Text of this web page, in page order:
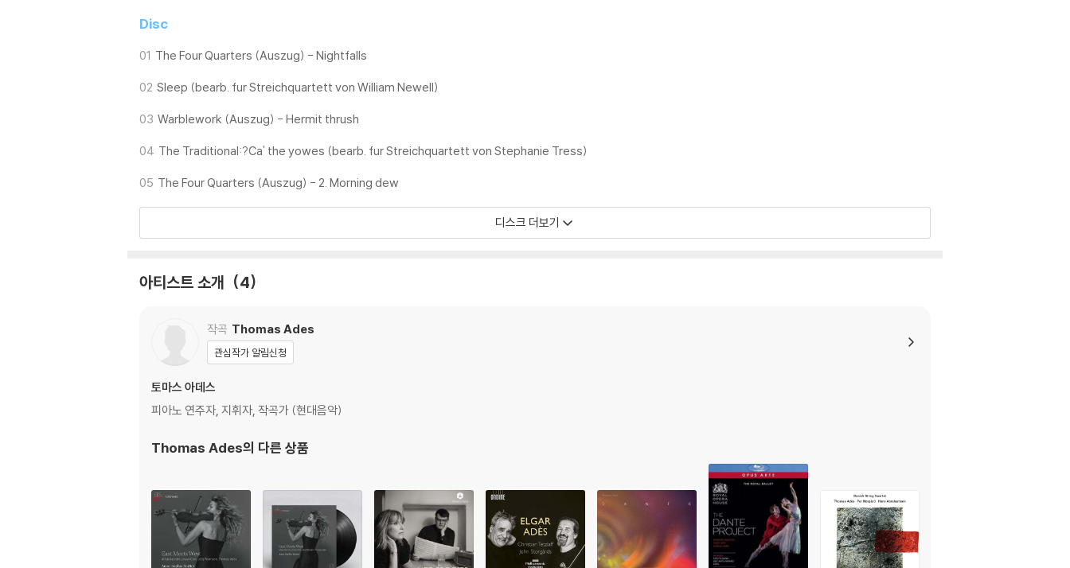
Disc
01 The Four Quarters (Auszug) - Nightfalls
02 Sleep (bearb. fur Streichquartett von William Newell)
03 Warblework (Auszug) - Hermit thrush
04 The Traditional:?Ca' the yowes (bearb. fur Streichquartett von Stephanie Tress)
05 The Four Quarters (Auszug) - 2. Morning dew
디스크 더보기
아티스트 소개 4
작곡 Thomas Ades
관심작가 알림신청
토마스 아데스
피아노 연주자, 지휘자, 작곡가 (현대음악)
Thomas Ades의 다른 상품